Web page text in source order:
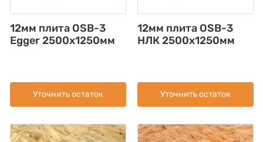
12мм плита OSB-3
Egger 2500х1250мм
Уточнить остаток
12мм плита OSB-3
НЛК 2500х1250мм
Уточнить остаток